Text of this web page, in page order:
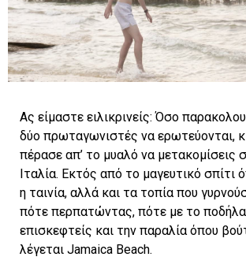
Ας είμαστε ειλικρινείς: Όσο
δύο πρωταγωνιστές να ερωτεύονται,
πέρασε απ’ το μυαλό να μετακομίσεις
Ιταλία. Εκτός από το μαγευτικό σπίτι
η ταινία, αλλά και τα τοπία που
πότε περπατώντας, πότε με το
επισκεφτείς και την παραλία όπου
λέγεται Jamaica Beach.